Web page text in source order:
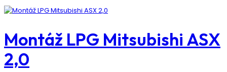
Montáž LPG Mitsubishi ASX
2,0